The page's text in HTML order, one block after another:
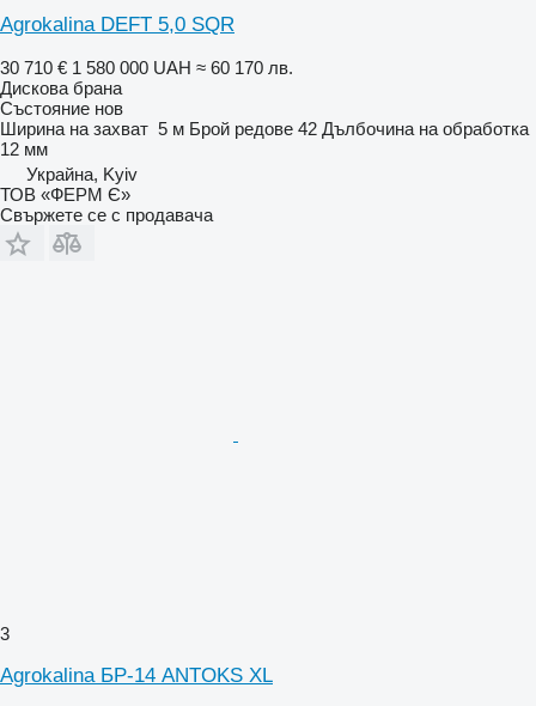
Agrokalina DEFT 5,0 SQR
30 710 € 1 580 000 UAH ≈ 60 170 лв.
Дискова брана
Състояние нов
Ширина на захват 5 м Брой редове 42 Дълбочина на обработка
12 мм
Украйна, Kyiv
ТОВ «ФЕРМ Є»
Свържете се с продавача
3
Agrokalina БР-14 ANTOKS XL